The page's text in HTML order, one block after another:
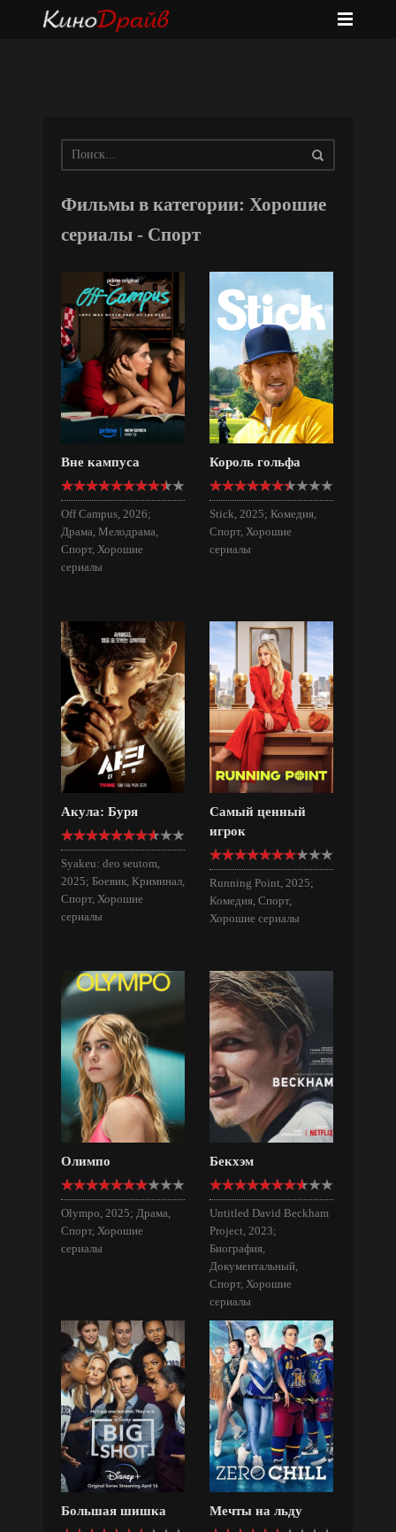
Фильмы в категории: Хорошие
сериалы - Спорт
Вне кампуса
Off Campus, 2026;
Драма, Мелодрама,
Спорт, Хорошие
сериалы
Король гольфа
Stick, 2025; Комедия,
Спорт, Хорошие
сериалы
Акула: Буря
Syakeu: deo seutom,
2025; Боевик, Криминал,
Спорт, Хорошие
сериалы
Самый ценный
игрок
Running Point, 2025;
Комедия, Спорт,
Хорошие сериалы
Олимпо
Olympo, 2025; Драма,
Спорт, Хорошие
сериалы
Бекхэм
Untitled David Beckham
Project, 2023;
Биография,
Документальный,
Спорт, Хорошие
сериалы
Большая шишка Мечты на льду